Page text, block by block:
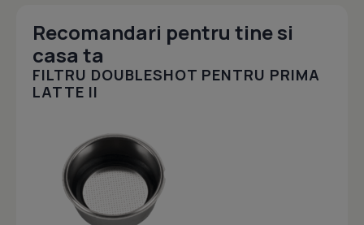
Recomandari pentru tine si
casa ta
FILTRU DOUBLESHOT PENTRU PRIMA
LATTE II